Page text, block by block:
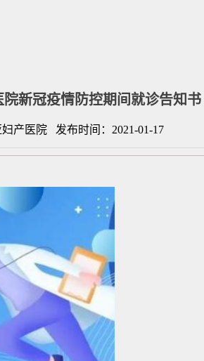
新冠疫情防控期间就诊告知书
产医院 发布时间：2021-01-17